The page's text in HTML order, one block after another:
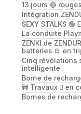
13 jours 🔴
Intégration
SEXY STALKS
La conduite
ZENKI de
batteries 🪫 en
Cinq révélations
intelligente
Borne de
🚧 Travaux 🪏 en
Bornes de